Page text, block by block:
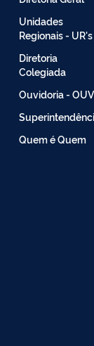
Unidades
Regionais - UR's
Diretoria
Colegiada
Ouvidoria -
Quem é Quem